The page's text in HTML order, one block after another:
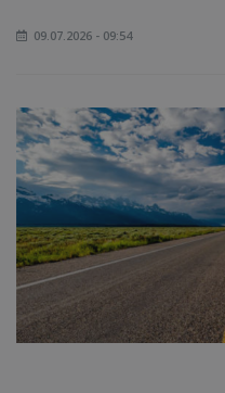
09.07.2026 - 09:54